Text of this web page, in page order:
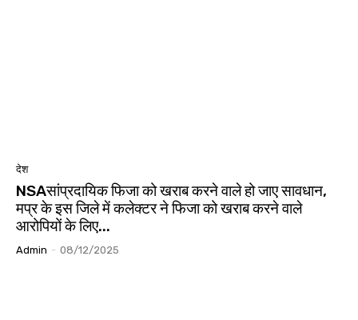
देश
NSAसांप्रदायिक फिजा को खराब करने वाले हो जाए सावधान,
मप्र के इस जिले में कलेक्टर ने फिजा को खराब करने वाले
आरोपियों के लिए...
Admin - 08/12/2025